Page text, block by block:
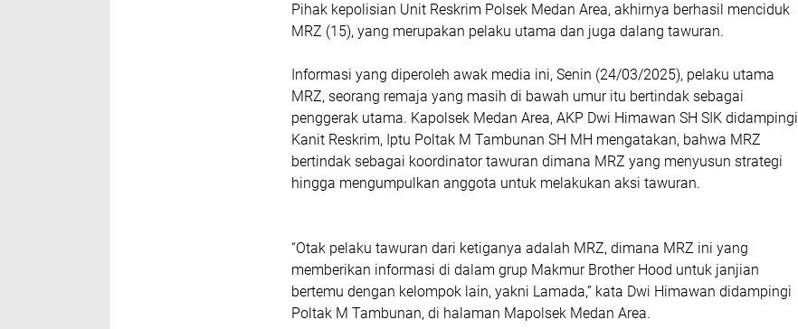
Pihak kepolisian Unit Reskrim Polsek Medan Area, akhirnya berhasil menciduk
MRZ (15), yang merupakan pelaku utama dan juga dalang tawuran.
Informasi yang diperoleh awak media ini, Senin (24/03/2025), pelaku utama
MRZ, seorang remaja yang masih di bawah umur itu bertindak sebagai
penggerak utama. Kapolsek Medan Area, AKP Dwi Himawan SH SIK didampingi
Kanit Reskrim, Iptu Poltak M Tambunan SH MH mengatakan, bahwa MRZ
bertindak sebagai koordinator tawuran dimana MRZ yang menyusun strategi
hingga mengumpulkan anggota untuk melakukan aksi tawuran.
“Otak pelaku tawuran dari ketiganya adalah MRZ, dimana MRZ ini yang
memberikan informasi di dalam grup Makmur Brother Hood untuk janjian
bertemu dengan kelompok lain, yakni Lamada,” kata Dwi Himawan didampingi
Poltak M Tambunan, di halaman Mapolsek Medan Area.